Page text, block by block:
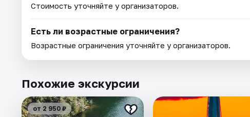
Стоимость уточняйте у организаторов.
Есть ли возрастные ограничения?
Возрастные ограничения уточняйте у организаторов.
Похожие экскурсии
от 2 950 ₽